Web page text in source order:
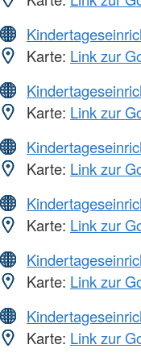
Karte: Link zur
Karte: Link zur
Karte: Link zur
Karte: Link zur
Karte: Link zur
Karte: Link zur